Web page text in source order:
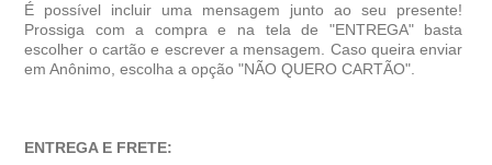
É possível incluir uma mensagem junto ao seu presente!
Prossiga com a compra e na tela de "ENTREGA" basta
escolher o cartão e escrever a mensagem. Caso queira enviar
em Anônimo, escolha a opção "NÃO QUERO CARTÃO".
ENTREGA E FRETE: